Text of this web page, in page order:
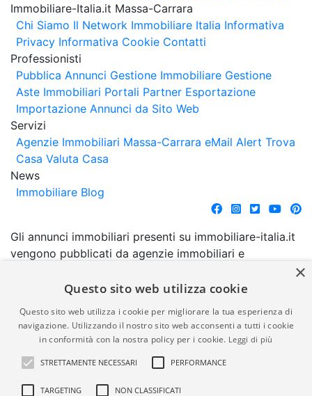
Immobiliare-Italia.it Massa-Carrara
Chi Siamo Il Network Immobiliare Italia Informativa
Privacy Informativa Cookie Contatti
Professionisti
Pubblica Annunci Gestione Immobiliare Gestione
Aste Immobiliari Portali Partner Esportazione
Importazione Annunci da Sito Web
Servizi
Agenzie Immobiliari Massa-Carrara eMail Alert Trova
Casa Valuta Casa
News
Immobiliare Blog
Gli annunci immobiliari presenti su immobiliare-italia.it
vengono pubblicati da agenzie immobiliari e
comporta l'approvazione o l'avallo da parte di
garanzia da parte di quest'ultima. immobiliare-italia.it
quindi non è responsabile della veridicità, della
correttezza, della completezza, della normativa in
materia di privacy e/o di alcun altro aspetto dei
suddetti annunci.
×
Questo sito web utilizza cookie
Questo sito web utilizza i cookie per migliorare la tua esperienza di
navigazione. Utilizzando il nostro sito web acconsenti a tutti i cookie
in conformità con la nostra policy per i cookie. Leggi di più
STRETTAMENTE NECESSARI PERFORMANCE
TARGETING NON CLASSIFICATI